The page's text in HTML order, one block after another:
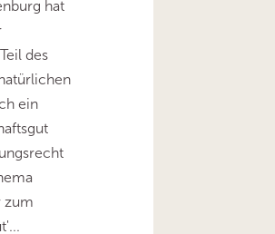
hat
des
ein
zum